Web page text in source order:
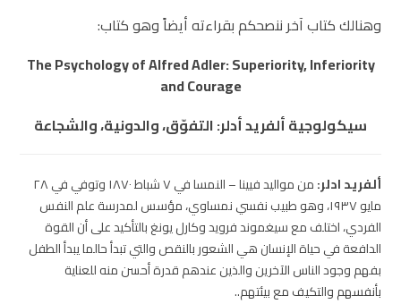
وهنالك كتاب آخر ننصحكم بقراءته أيضاً وهو كتاب:
The Psychology of Alfred Adler: Superiority, Inferiority
and Courage
سيكولوجية ألفريد أدلر: التفوّق، والدونية، والشجاعة
ألفريد ادلر:
من مواليد فيينا – النمسا في ٧ شباط ١٨٧٠ وتوفي في ٢٨
مايو ١٩٣٧، وهو طبيب نفسي نمساوي، مؤسس لمدرسة علم النفس
الفردي، اختلف مع سيغموند فرويد وكارل يونغ بالتأكيد على أن القوة
الدافعة في حياة الإنسان هي الشعور بالنقص والتي تبدأ حالما يبدأ الطفل
بفهم وجود الناس الآخرين والذين عندهم قدرة أحسن منه للعناية
بأنفسهم والتكيف مع بيئتهم..